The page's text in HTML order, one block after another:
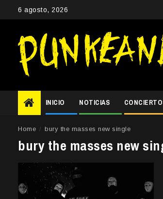
6 agosto, 2026
INICIO NOTICIAS
Home bury the masses new single
bury the masses new